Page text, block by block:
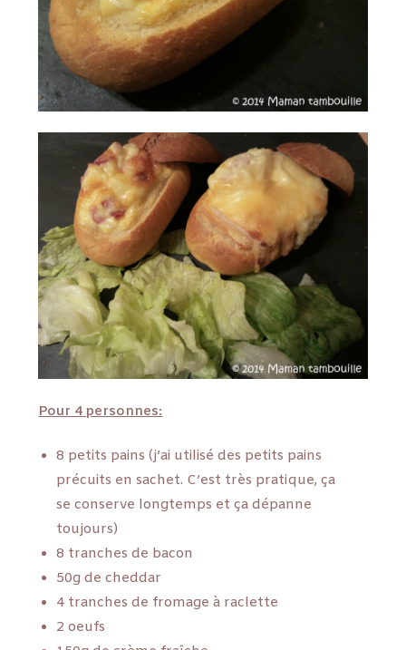
Pour 4 personnes:
8 petits pains (j’ai utilisé des petits pains
précuits en sachet. C’est très pratique, ça
se conserve longtemps et ça dépanne
toujours)
8 tranches de bacon
50g de cheddar
4 tranches de fromage à raclette
2 oeufs